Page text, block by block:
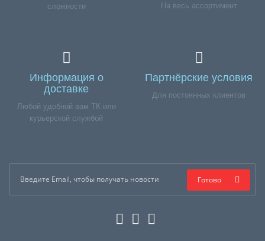
сложности
На весь ассортимент
Информация о
доставке
Любой удобной вам ТК или
курьерской службой
Партнёрские условия
Для постоянных клиентов
Готово